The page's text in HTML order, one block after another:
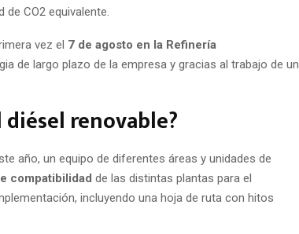
CO2 equivalente.
vez el 7 de agosto en la Refinería
de largo plazo de la empresa y gracias al trabajo de un
diésel renovable?
año, un equipo de diferentes áreas y unidades de
compatibilidad de las distintas plantas para el
incluyendo una hoja de ruta con hitos